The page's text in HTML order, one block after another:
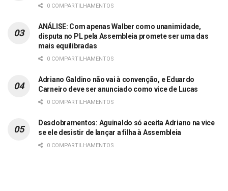
0 COMPARTILHAMENTOS
ANÁLISE: Com apenas Walber como unanimidade,
disputa no PL pela Assembleia promete ser uma das
mais equilibradas
0 COMPARTILHAMENTOS
Adriano Galdino não vai à convenção, e Eduardo
Carneiro deve ser anunciado como vice de Lucas
0 COMPARTILHAMENTOS
Desdobramentos: Aguinaldo só aceita Adriano na vice
se ele desistir de lançar a filha à Assembleia
0 COMPARTILHAMENTOS